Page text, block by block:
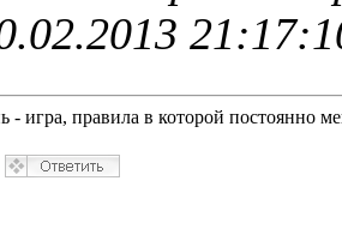
- игра, правила в которой постоянно